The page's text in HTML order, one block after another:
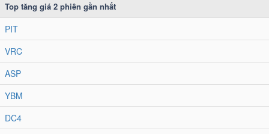
Top tăng giá 2 phiên gần nhất
PIT
VRC
ASP
YBM
DC4